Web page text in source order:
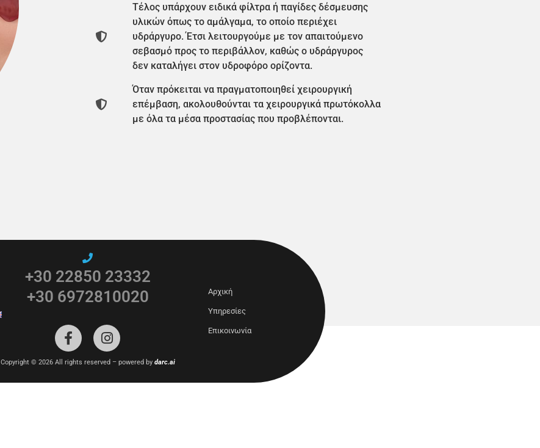
Τέλος υπάρχουν ειδικά φίλτρα ή παγίδες δέσμευσης
υλικών όπως το αμάλγαμα, το οποίο περιέχει
υδράργυρο. Έτσι λειτουργούμε με τον απαιτούμενο
σεβασμό προς το περιβάλλον, καθώς ο υδράργυρος
δεν καταλήγει στον υδροφόρο ορίζοντα.
Όταν πρόκειται να πραγματοποιηθεί χειρουργική
επέμβαση, ακολουθούνται τα χειρουργικά πρωτόκολλα
με όλα τα μέσα προστασίας που προβλέπονται.
+30 22850 23332
+30 6972810020
Copyright © 2026All rights reserved – powered by darc.ai
Αρχική
Υπηρεσίες
Επικοινωνία